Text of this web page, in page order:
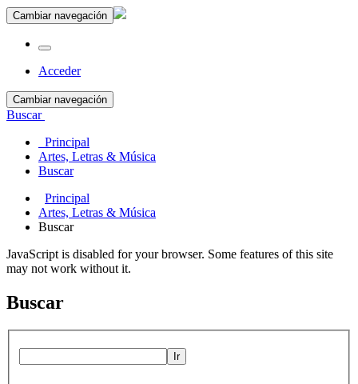
Cambiar navegación
Acceder
Cambiar navegación
Buscar
Principal
Artes, Letras & Música
Buscar
Principal
Artes, Letras & Música
Buscar
JavaScript is disabled for your browser. Some features of this site
may not work without it.
Buscar
Ir